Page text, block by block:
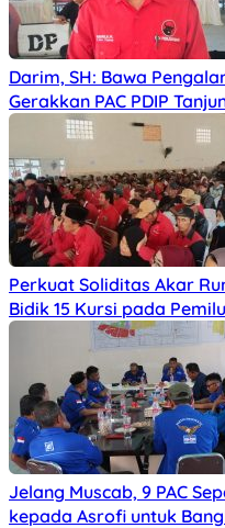
Darim, SH: Bawa
Gerakkan PAC PDIP
Perkuat Soliditas Akar
Bidik 15 Kursi pada
Jelang Muscab, 9 PAC
kepada Asrofi untuk